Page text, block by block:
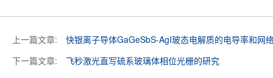
上一篇文章:
快银离子导体GaGeSbS-AgI玻态电解质的电导率和网
下一篇文章:
飞秒激光直写硫系玻璃体相位光栅的研究